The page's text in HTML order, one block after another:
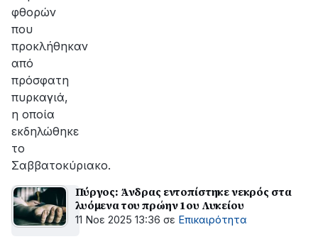
φθορών
που
προκλήθηκαν
από
πρόσφατη
πυρκαγιά,
η οποία
εκδηλώθηκε
το
Σαββατοκύριακο.
Πύργος: Άνδρας εντοπίστηκε νεκρός στα
λυόμενα του πρώην 1ου Λυκείου
11 Νοε 2025 13:36 σε Επικαιρότητα